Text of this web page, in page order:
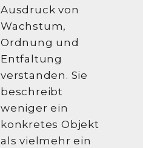
Ausdruck von
Wachstum,
Ordnung und
Entfaltung
verstanden. Sie
beschreibt
weniger ein
konkretes Objekt
als vielmehr ein